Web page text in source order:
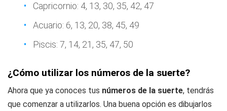
Capricornio: 4, 13, 30, 35, 42, 47
Acuario: 6, 13, 20, 38, 45, 49
Piscis: 7, 14, 21, 35, 47, 50
¿Cómo utilizar los números de la suerte?
Ahora que ya conoces tus números de la suerte, tendrás
que comenzar a utilizarlos. Una buena opción es dibujarlos